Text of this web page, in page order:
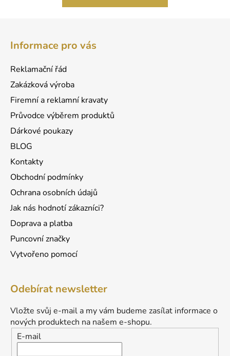
Informace pro vás
Reklamační řád
Zakázková výroba
Firemní a reklamní kravaty
Průvodce výběrem produktů
Dárkové poukazy
BLOG
Kontakty
Obchodní podmínky
Ochrana osobních údajů
Jak nás hodnotí zákazníci?
Doprava a platba
Puncovní značky
Vytvořeno pomocí
Odebírat newsletter
Vložte svůj e-mail a my vám budeme zasílat informace o
nových produktech na našem e-shopu.
E-mail